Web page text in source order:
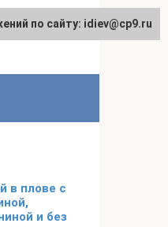
в плове с
и без
по сайту: idiev@cp9.ru